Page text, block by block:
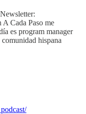
A Cada Paso me
es program manager
hispana